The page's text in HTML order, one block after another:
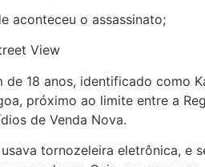
aconteceu o assassinato;
View
de 18 anos, identificado como
próximo ao limite entre a
de Venda Nova.
usava tornozeleira eletrônica, e